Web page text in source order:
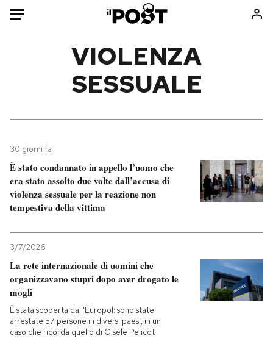
Mondo
Tecnologia
Internet
Cultura
Sport
Libri
Ok Boomer!
PODCAST
NEWSLETTER
VIOLENZA
SESSUALE
30 giorni fa
È stato condannato in appello l’uomo che
era stato assolto due volte dall’accusa di
violenza sessuale per la reazione non
tempestiva della vittima
3/7/2026
La rete internazionale di uomini che
organizzavano stupri dopo aver drogato le
mogli
È stata scoperta dall'Europol: sono state
arrestate 57 persone in diversi paesi, in un
caso che ricorda quello di Gisèle Pelicot